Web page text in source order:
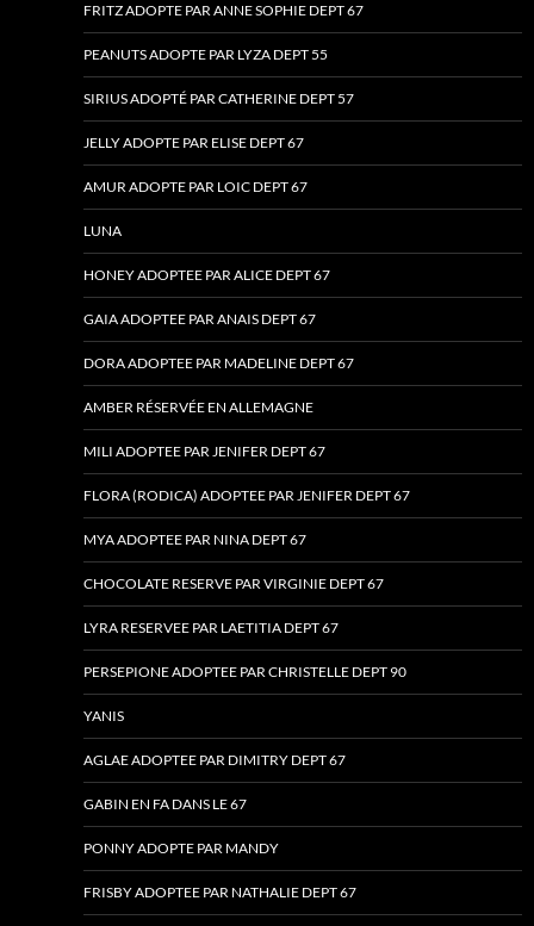
FRITZ ADOPTE PAR ANNE SOPHIE DEPT 67
PEANUTS ADOPTE PAR LYZA DEPT 55
SIRIUS ADOPTÉ PAR CATHERINE DEPT 57
JELLY ADOPTE PAR ELISE DEPT 67
AMUR ADOPTE PAR LOIC DEPT 67
LUNA
HONEY ADOPTEE PAR ALICE DEPT 67
GAIA ADOPTEE PAR ANAIS DEPT 67
DORA ADOPTEE PAR MADELINE DEPT 67
AMBER RÉSERVÉE EN ALLEMAGNE
MILI ADOPTEE PAR JENIFER DEPT 67
FLORA (RODICA) ADOPTEE PAR JENIFER DEPT 67
MYA ADOPTEE PAR NINA DEPT 67
CHOCOLATE RESERVE PAR VIRGINIE DEPT 67
LYRA RESERVEE PAR LAETITIA DEPT 67
PERSEPIONE ADOPTEE PAR CHRISTELLE DEPT 90
YANIS
AGLAE ADOPTEE PAR DIMITRY DEPT 67
GABIN EN FA DANS LE 67
PONNY ADOPTE PAR MANDY
FRISBY ADOPTEE PAR NATHALIE DEPT 67